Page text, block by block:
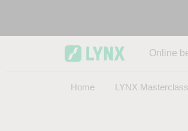
Online
Home LYNX Masterclass